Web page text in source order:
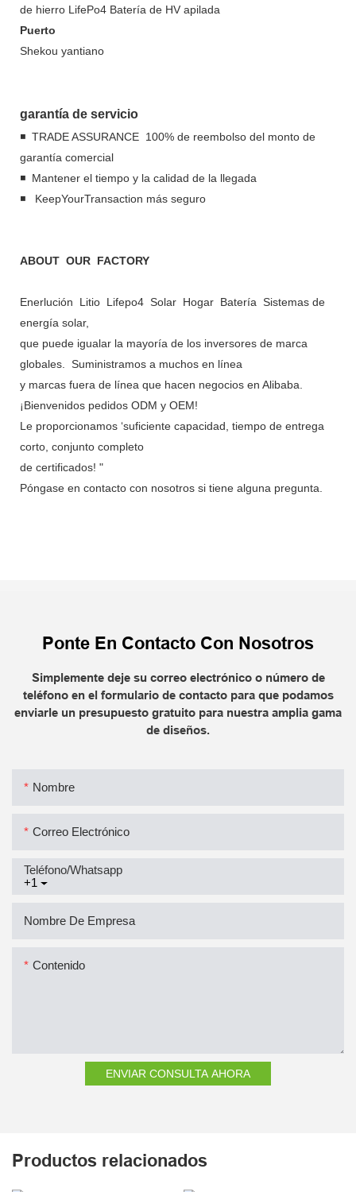
de hierro LifePo4 Batería de HV apilada
Puerto
Shekou yantiano
garantía de servicio
◾ TRADE ASSURANCE 100% de reembolso del monto de
garantía comercial
◾ Mantener el tiempo y la calidad de la llegada
◾ KeepYourTransaction más seguro
ABOUT OUR FACTORY
Enerlución Litio Lifepo4 Solar Hogar Batería Sistemas de
energía solar,
que puede igualar la mayoría de los inversores de marca
globales. Suministramos a muchos en línea
y marcas fuera de línea que hacen negocios en Alibaba.
¡Bienvenidos pedidos ODM y OEM!
Le proporcionamos ‘suficiente capacidad, tiempo de entrega
corto, conjunto completo
de certificados! "
Póngase en contacto con nosotros si tiene alguna pregunta.
Ponte En Contacto Con Nosotros
Simplemente deje su correo electrónico o número de
teléfono en el formulario de contacto para que podamos
enviarle un presupuesto gratuito para nuestra amplia gama
de diseños.
Nombre
Correo Electrónico
+1
Teléfono/whatsapp
Nombre De Empresa
Contenido
ENVIAR CONSULTA AHORA
Productos relacionados